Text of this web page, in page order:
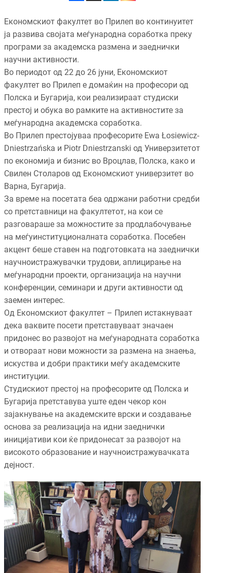
Економскиот факултет во Прилеп во континуитет
ја развива својата меѓународна соработка преку
програми за академска размена и заеднички
научни активности.
Во периодот од 22 до 26 јуни, Економскиот
факултет во Прилеп е домаќин на професори од
Полска и Бугарија, кои реализираат студиски
престој и обука во рамките на активностите за
меѓународна академска соработка.
Во Прилеп престојуваа професорите Ewa Łosiewicz-
Dniestrzańska и Piotr Dniestrzanski од Универзитетот
по економија и бизнис во Вроцлав, Полска, како и
Свилен Столаров од Економскиот универзитет во
Варна, Бугарија.
За време на посетата беа одржани работни средби
со претставници на факултетот, на кои се
разговараше за можностите за продлабочување
на меѓуинституционалната соработка. Посебен
акцент беше ставен на подготовката на заеднички
научноистражувачки трудови, аплицирање на
меѓународни проекти, организација на научни
конференции, семинари и други активности од
заемен интерес.
Од Економскиот факултет – Прилеп истакнуваат
дека ваквите посети претставуваат значаен
придонес во развојот на меѓународната соработка
и отвораат нови можности за размена на знаења,
искуства и добри практики меѓу академските
институции.
Студискиот престој на професорите од Полска и
Бугарија претставува уште еден чекор кон
зајакнување на академските врски и создавање
основа за реализација на идни заеднички
иницијативи кои ќе придонесат за развојот на
високото образование и научноистражувачката
дејност.